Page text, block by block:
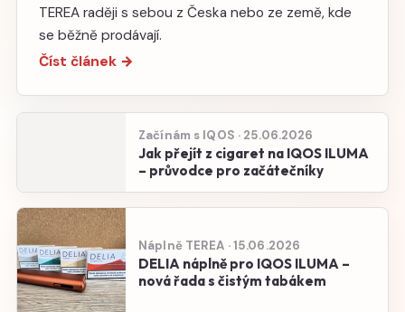
TEREA raději s sebou z Česka nebo ze země, kde
se běžně prodávají.
Číst článek →
Začínám s IQOS · 25.06.2026
Jak přejít z cigaret na IQOS ILUMA
– průvodce pro začátečníky
Náplně TEREA · 15.06.2026
DELIA náplně pro IQOS ILUMA –
nová řada s čistým tabákem